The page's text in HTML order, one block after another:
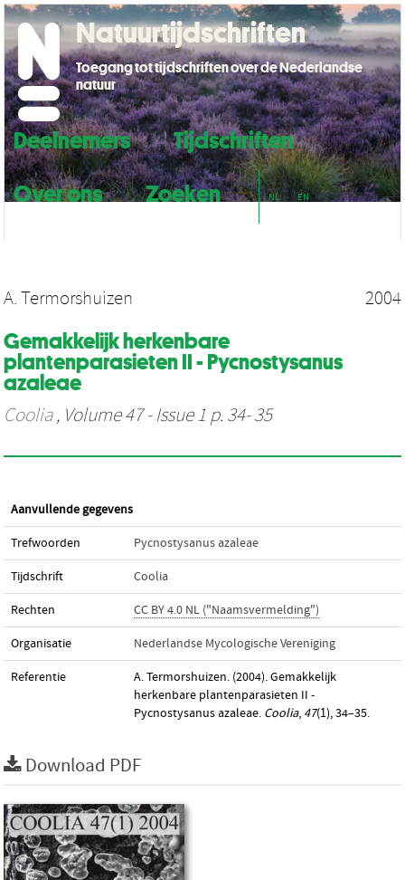
Deelnemers
Tijdschriften
Over ons
Zoeken NL EN
Natuurtijdschriften
Toegang tot tijdschriften over de Nederlandse
natuur
A. Termorshuizen 2004
Gemakkelijk herkenbare
plantenparasieten II - Pycnostysanus
azaleae
Coolia, Volume 47 - Issue 1 p. 34- 35
Aanvullende gegevens
Trefwoorden Pycnostysanus azaleae
Tijdschrift Coolia
Rechten CC BY 4.0 NL ("Naamsvermelding")
Organisatie Nederlandse Mycologische Vereniging
Referentie
A. Termorshuizen. (2004). Gemakkelijk
herkenbare plantenparasieten II -
Pycnostysanus azaleae. Coolia, 47(1), 34–35.
Download PDF